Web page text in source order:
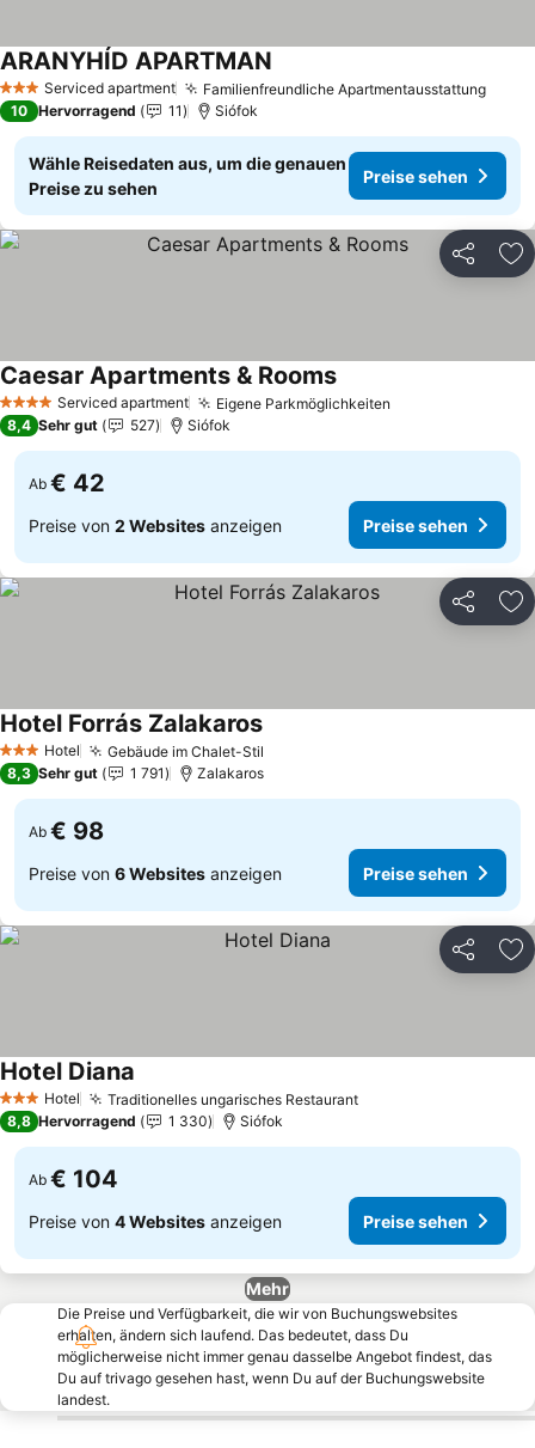
3 SterneServiced apartment Familienfreundliche Apartmentausstattung
ARANYHÍD APARTMAN
10 Hervorragend 11 Siófok
Wähle Reisedaten aus, um die genauen
Preise zu sehen
Preise sehen
Teilen
4 Sterne Serviced apartment Eigene Parkmöglichkeiten
Caesar Apartments & RoomsPreise sehen
8,4 Sehr gut 527 Siófok
Ab € 42
Preise von 2 Websites anzeigen Preise sehen
Teilen
3 SterneHotel Gebäude im Chalet-Stil
Hotel Forrás ZalakarosPreise sehen
8,3 Sehr gut 1 791 Zalakaros
Ab € 98
Preise von 6 Websites anzeigen Preise sehen
Teilen
3 SterneHotel Traditionelles ungarisches RestaurantPreise sehen
Hotel Diana
8,8 Hervorragend 1 330 Siófok
Ab € 104
Preise von 4 Websites anzeigen Preise sehen
Mehr
Die Preise und Verfügbarkeit, die wir von Buchungswebsites
erhalten, ändern sich laufend. Das bedeutet, dass Du
möglicherweise nicht immer genau dasselbe Angebot findest, das
Du auf trivago gesehen hast, wenn Du auf der Buchungswebsite
landest.